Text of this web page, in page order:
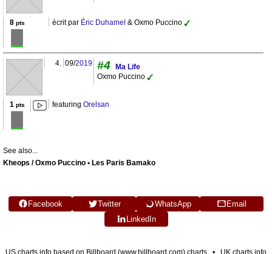
8pts écrit par Éric Duhamel & Oxmo Puccino
4. 09/2019 #4
Ma Life
Oxmo Puccino
1pts featuring Orelsan
See also...
Kheops / Oxmo Puccino • Les Paris Bamako
Facebook Twitter WhatsApp
Email
LinkedIn
US charts info based on Billboard (www.billboard.com) charts • UK charts info